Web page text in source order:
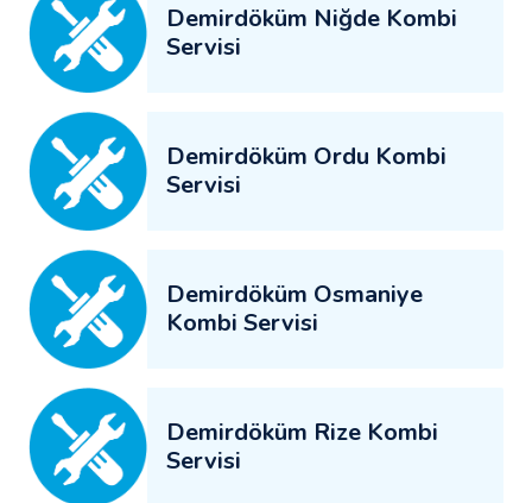
Demirdöküm Niğde Kombi
Servisi
Demirdöküm Ordu Kombi
Servisi
Demirdöküm Osmaniye
Kombi Servisi
Demirdöküm Rize Kombi
Servisi